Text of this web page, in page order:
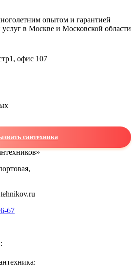
опытом и гарантией
в Москве и Московской области
офис 107
сантехника
67